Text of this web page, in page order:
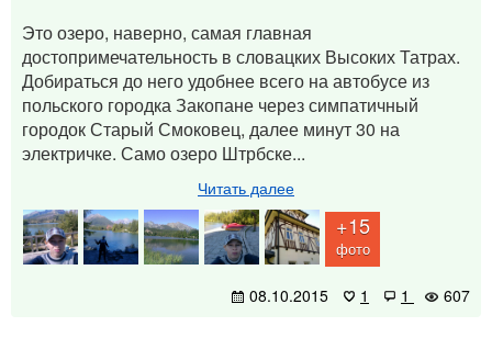
Это озеро, наверно, самая главная
достопримечательность в словацких Высоких Татрах.
Добираться до него удобнее всего на автобусе из
польского городка Закопане через симпатичный
городок Старый Смоковец, далее минут 30 на
электричке. Само озеро Штрбске...
Читать далее
+15
фото
08.10.2015 1 1 607